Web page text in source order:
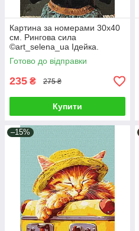
Картина за номерами 30х40
см. Рингова сила
©art_selena_ua Ідейка.
KHO6647
Готово до відправки
235 ₴ 275 ₴
Купити
–15%